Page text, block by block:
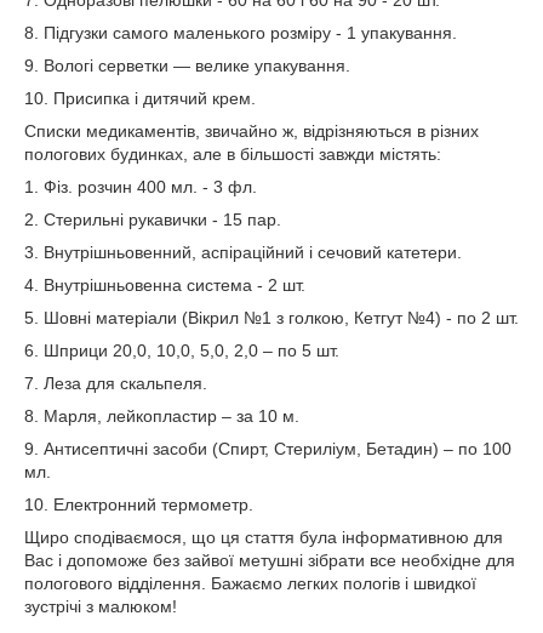
8. Підгузки самого маленького розміру - 1 упакування.
9. Вологі серветки — велике упакування.
10. Присипка і дитячий крем.
Списки медикаментів, звичайно ж, відрізняються в різних
пологових будинках, але в більшості завжди містять:
1. Фіз. розчин 400 мл. - 3 фл.
2. Стерильні рукавички - 15 пар.
3. Внутрішньовенний, аспіраційний і сечовий катетери.
4. Внутрішньовенна система - 2 шт.
5. Шовні матеріали (Вікрил №1 з голкою, Кетгут №4) - по 2 шт.
6. Шприци 20,0, 10,0, 5,0, 2,0 – по 5 шт.
7. Леза для скальпеля.
8. Марля, лейкопластир – за 10 м.
9. Антисептичні засоби (Спирт, Стериліум, Бетадин) – по 100
мл.
10. Електронний термометр.
Щиро сподіваємося, що ця стаття була інформативною для
Вас і допоможе без зайвої метушні зібрати все необхідне для
пологового відділення. Бажаємо легких пологів і швидкої
зустрічі з малюком!